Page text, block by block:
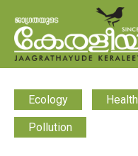
Ecology Health
Pollution